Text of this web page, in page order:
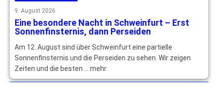
9. August 2026
Eine besondere Nacht in Schweinfurt – Erst
Sonnenfinsternis, dann Perseiden
Am 12. August sind über Schweinfurt eine partielle
Sonnenfinsternis und die Perseiden zu sehen. Wir zeigen
Zeiten und die besten … mehr